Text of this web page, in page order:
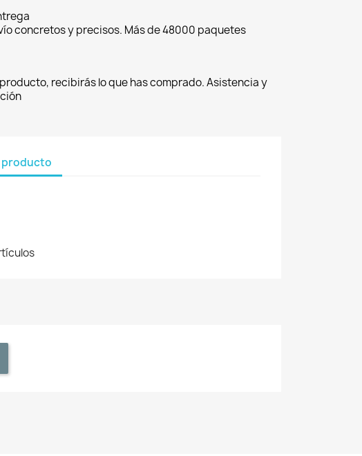
concretos y precisos. Más de 48000 paquetes
recibirás lo que has comprado. Asistencia y
producto